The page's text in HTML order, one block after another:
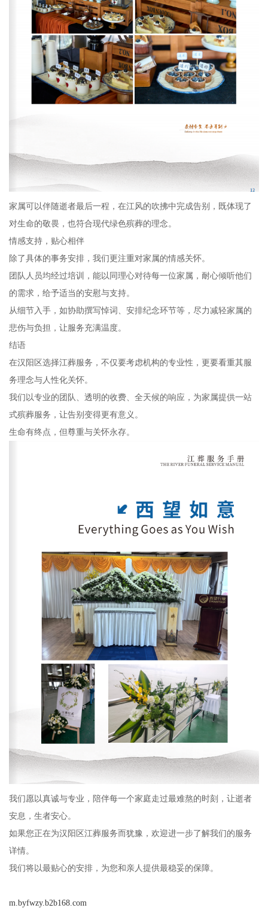
家属可以伴随逝者最后一程，在江风的吹拂中完成告别，既体现了
对生命的敬畏，也符合现代绿色殡葬的理念。
情感支持，贴心相伴
除了具体的事务安排，我们更注重对家属的情感关怀。
团队人员均经过培训，能以同理心对待每一位家属，耐心倾听他们
的需求，给予适当的安慰与支持。
从细节入手，如协助撰写悼词、安排纪念环节等，尽力减轻家属的
悲伤与负担，让服务充满温度。
结语
在汉阳区选择江葬服务，不仅要考虑机构的专业性，更要看重其服
务理念与人性化关怀。
我们以专业的团队、透明的收费、全天候的响应，为家属提供一站
式殡葬服务，让告别变得更有意义。
生命有终点，但尊重与关怀永存。
我们愿以真诚与专业，陪伴每一个家庭走过最难熬的时刻，让逝者
安息，生者安心。
如果您正在为汉阳区江葬服务而犹豫，欢迎进一步了解我们的服务
详情。
我们将以最贴心的安排，为您和亲人提供最稳妥的保障。
m.byfwzy.b2b168.com